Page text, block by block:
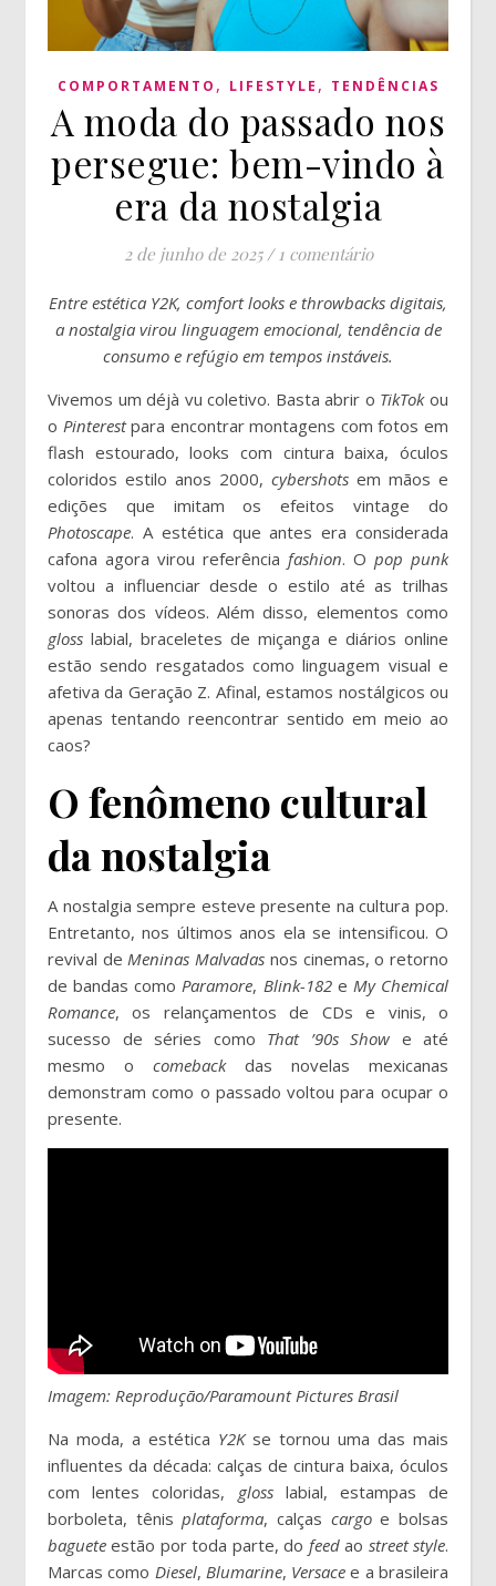
COMPORTAMENTO , LIFESTYLE , TENDÊNCIAS
A moda do passado nos
persegue: bem-vindo à
era da nostalgia
2 de junho de 2025 / 1 comentário
Entre estética Y2K, comfort looks e throwbacks digitais,
a nostalgia virou linguagem emocional, tendência de
consumo e refúgio em tempos instáveis.
Vivemos um déjà vu coletivo. Basta abrir o TikTokou
o Pinterestpara encontrar montagens com fotos em
flash estourado, looks com cintura baixa, óculos
coloridos estilo anos 2000, cybershots em mãos e
edições que imitam os efeitos vintage do
Photoscape. A estética que antes era considerada
cafona agora virou referência fashion. O pop punk
voltou a influenciar desde o estilo até as trilhas
sonoras dos vídeos. Além disso, elementos como
gloss labial, braceletes de miçanga e diários online
estão sendo resgatados como linguagem visual e
afetiva da Geração Z. Afinal, estamos nostálgicos ou
apenas tentando reencontrar sentido em meio ao
caos?
O fenômeno cultural
da nostalgia
A nostalgia sempre esteve presente na cultura pop.
Entretanto, nos últimos anos ela se intensificou. O
revival deMeninas Malvadas nos cinemas, o retorno
de bandas comoParamore, Blink-182e My Chemical
Romance, os relançamentos de CDs e vinis, o
sucesso de séries como That ’90s Show e até
mesmo o comebackdas novelas mexicanas
demonstram como o passado voltou para ocupar o
presente.
Imagem: Reprodução/Paramount Pictures Brasil
Na moda, a estética Y2Kse tornou uma das mais
influentes da década: calças de cintura baixa, óculos
com lentes coloridas, glosslabial, estampas de
borboleta, tênisplataforma, calças cargoe bolsas
baguete estão por toda parte, do feedao street style.
Marcas como Diesel, Blumarine, Versace e a brasileira